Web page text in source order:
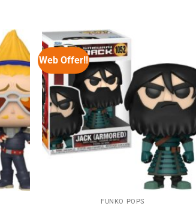
Web Offer!!
FUNKO POPS